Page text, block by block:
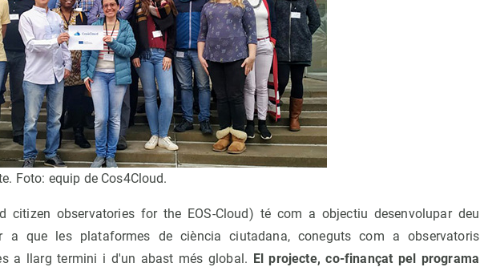
Foto: equip de Cos4Cloud.
citizen observatories for the EOS-Cloud) té com a objectiu desenvolupar deu
a que les plataformes de ciència ciutadana, coneguts com a observatoris
a llarg termini i d'un abast més global. El projecte, co-finançat pel programa